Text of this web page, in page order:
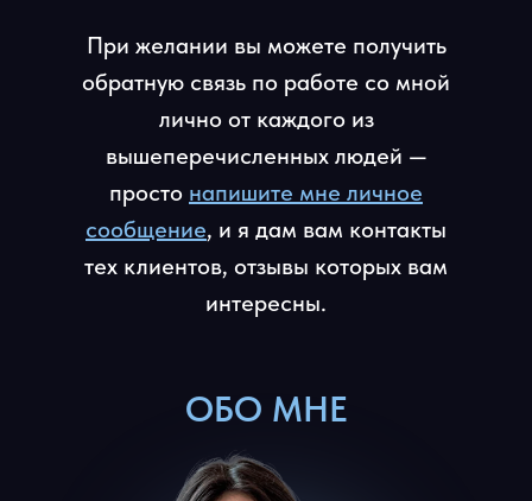
При желании вы можете получить
обратную связь по работе со мной
лично от каждого из
вышеперечисленных людей —
просто напишите мне личное
сообщение, и я дам вам контакты
тех клиентов, отзывы которых вам
интересны.
ОБО МНЕ